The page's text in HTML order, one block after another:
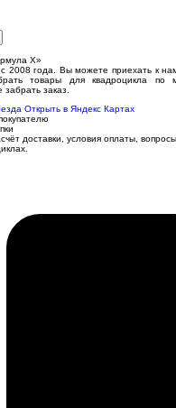
Х»
2008 года. Вы можете приехать к
товары для квадроцикла по
забрать заказ.
Открыть в Яндекс Картах
доставки, условия оплаты,